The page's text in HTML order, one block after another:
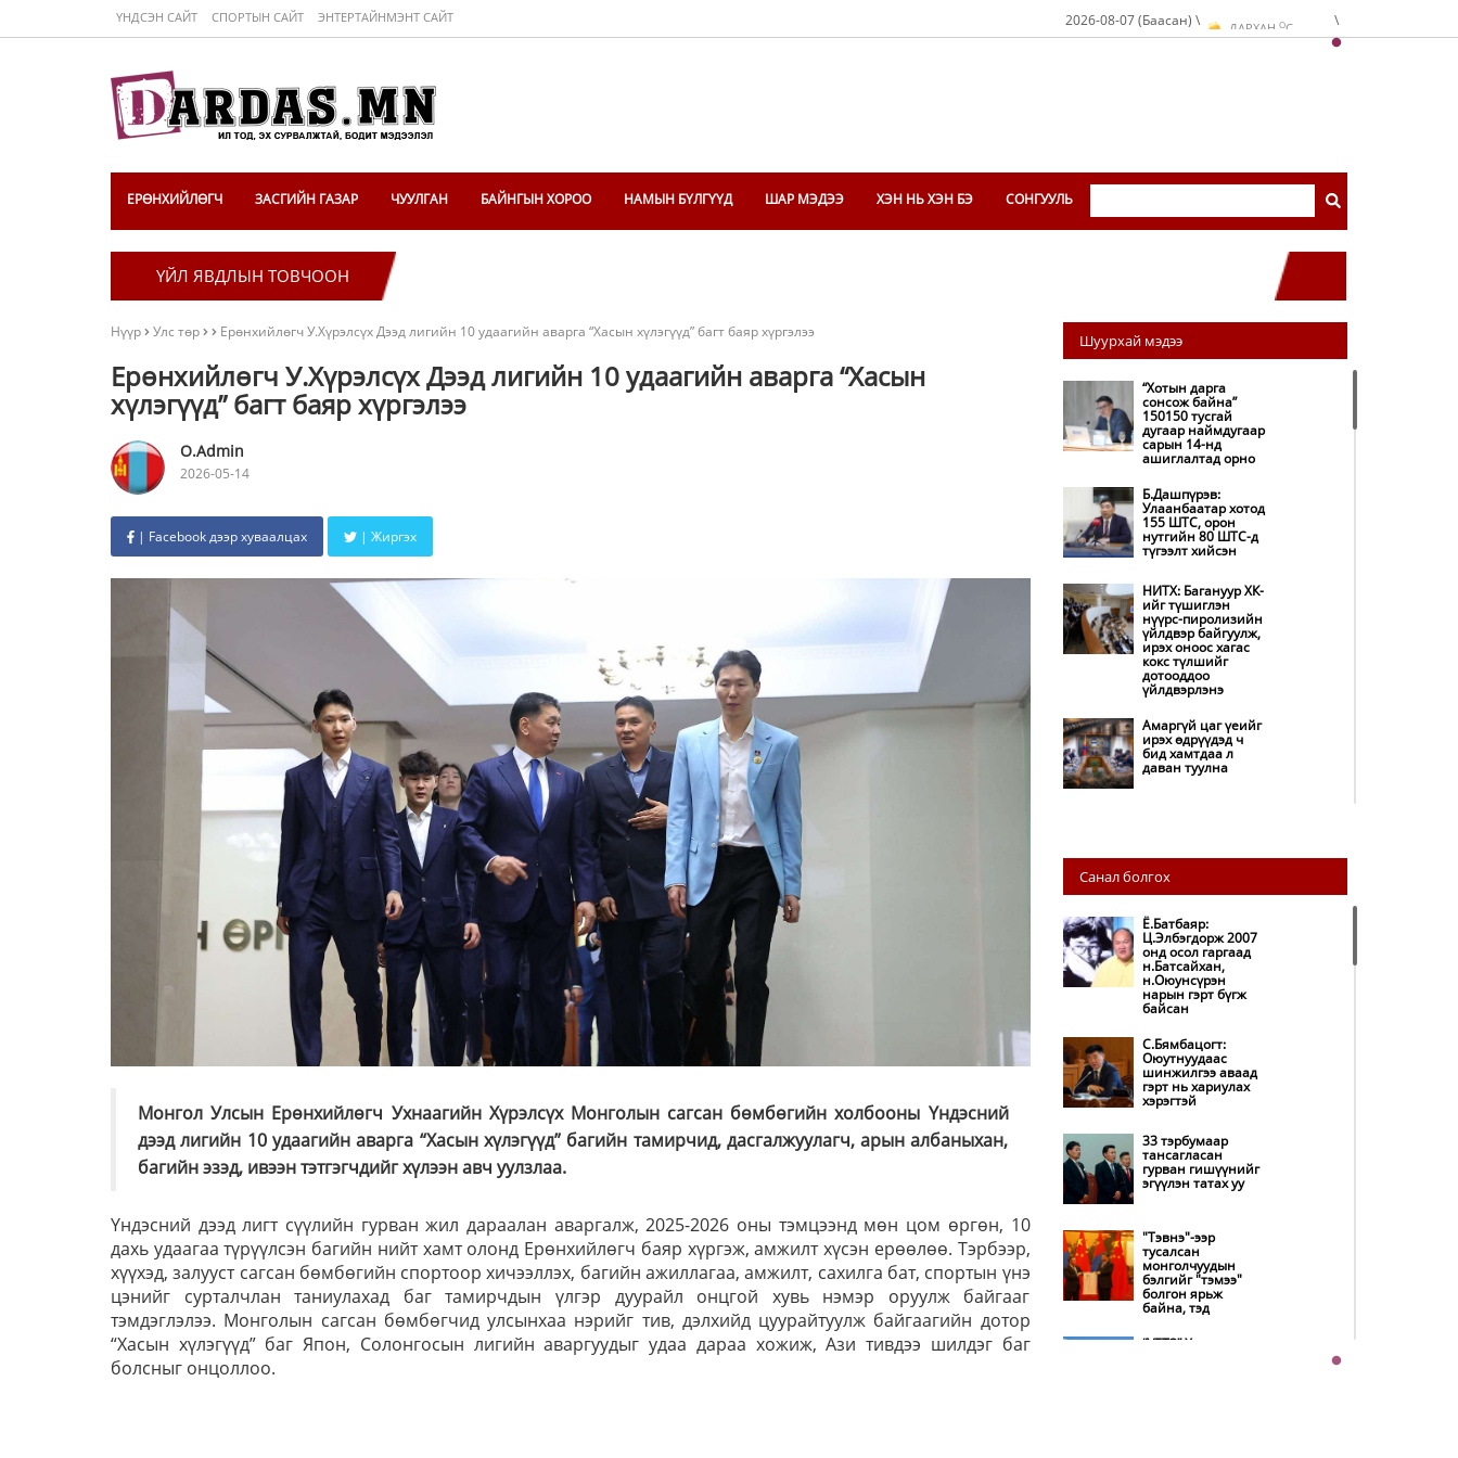
ҮНДСЭН САЙТ СПОРТЫН САЙТ ЭНТЕРТАЙНМЭНТ САЙТ 2026-08-07 (Баасан) \ ДАРХАН
C
ЭРДЭНЭТ C
\
ЕРӨНХИЙЛӨГЧ ЗАСГИЙН ГАЗАР ЧУУЛГАН БАЙНГЫН ХОРОО НАМЫН БҮЛГҮҮД ШАР МЭДЭЭ ХЭН НЬ ХЭН БЭ СОНГУУЛЬ
ҮЙЛ ЯВДЛЫН ТОВЧООН
Нүүр Улс төр Ерөнхийлөгч У.Хүрэлсүх Дээд лигийн 10 удаагийн аварга “Хасын хүлэгүүд” багт баяр хүргэлээ
Ерөнхийлөгч У.Хүрэлсүх Дээд лигийн 10 удаагийн аварга “Хасын
хүлэгүүд” багт баяр хүргэлээ
O.Admin
2026-05-14
| Facebook дээр хуваалцах | Жиргэх
Монгол Улсын Ерөнхийлөгч Ухнаагийн Хүрэлсүх Монголын сагсан бөмбөгийн холбооны Үндэсний
дээд лигийн 10 удаагийн аварга “Хасын хүлэгүүд” багийн тамирчид, дасгалжуулагч, арын албаныхан,
багийн эзэд, ивээн тэтгэгчдийг хүлээн авч уулзлаа.
Үндэсний дээд лигт сүүлийн гурван жил дараалан аваргалж, 2025-2026 оны тэмцээнд мөн цом өргөн, 10
дахь удаагаа түрүүлсэн багийн нийт хамт олонд Ерөнхийлөгч баяр хүргэж, амжилт хүсэн ерөөлөө. Тэрбээр,
хүүхэд, залууст сагсан бөмбөгийн спортоор хичээллэх, багийн ажиллагаа, амжилт, сахилга бат, спортын үнэ
цэнийг сурталчлан таниулахад баг тамирчдын үлгэр дуурайл онцгой хувь нэмэр оруулж байгааг
тэмдэглэлээ. Монголын сагсан бөмбөгчид улсынхаа нэрийг тив, дэлхийд цуурайтуулж байгаагийн дотор
“Хасын хүлэгүүд” баг Япон, Солонгосын лигийн аваргуудыг удаа дараа хожиж, Ази тивдээ шилдэг баг
болсныг онцоллоо.
Шуурхай мэдээ
“Хотын дарга
сонсож байна”
150150 тусгай
дугаар наймдугаар
сарын 14-нд
ашиглалтад орно
Б.Дашпүрэв:
Улаанбаатар хотод
155 ШТС, орон
нутгийн 80 ШТС-д
түгээлт хийсэн
НИТХ: Багануур ХК-
ийг түшиглэн
нүүрс-пиролизийн
үйлдвэр байгуулж,
ирэх оноос хагас
кокс түлшийг
дотооддоо
үйлдвэрлэнэ
Амаргүй цаг үеийг
ирэх өдрүүдэд ч
бид хамтдаа л
даван туулна
бэлтгэл ажлын
талаар мэдээлэл
сонслоо
Монгол Улс
“COP17”-д “Тал
хээрийн
төлөвлөгөө”-гөө
танилцуулна
худалдаа,
борлуулалтыг
нээлттэй ил тод
болгоно
хэмнэлтийн
горимд шилжиж,
найр наадам,
зөвлөгөөн, гадаад
томилолтыг
Автобензин,
дизель түлшний
онцгой албан
татварыг тэглэлээ
Хэт халуун өдрүүд
Санал болгох
Ё.Батбаяр:
Ц.Элбэгдорж 2007
онд осол гаргаад
н.Батсайхан,
н.Оюунсүрэн
нарын гэрт бүгж
байсан
С.Бямбацогт:
Оюутнуудаас
шинжилгээ аваад
гэрт нь хариулах
хэрэгтэй
33 тэрбумаар
тансагласан
гурван гишүүнийг
эгүүлэн татах уу
"Тэвнэ"-ээр
тусалсан
монголчуудын
бэлгийг "тэмээ"
болгон ярьж
байна, тэд
“УБТЗ” Хувь